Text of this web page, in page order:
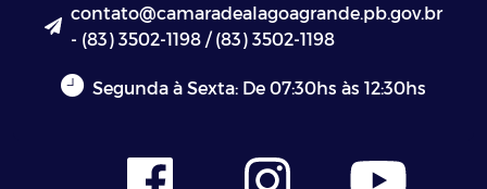
contato@camaradealagoagrande.pb.gov.br
- (83) 3502-1198 / (83) 3502-1198
Segunda à Sexta: De 07:30hs às 12:30hs